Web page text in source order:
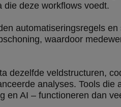
die deze workflows voedt.
automatiseringsregels
waardoor
dezelfde veldstructuren,
analyses. Tools die
en AI – functioneren dan